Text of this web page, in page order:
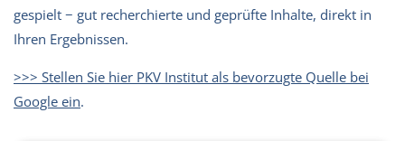
gespielt − gut recherchierte und geprüfte Inhalte, direkt in
Ihren Ergebnissen.
>>> Stellen Sie hier PKV Institut als bevorzugte Quelle bei
Google ein.